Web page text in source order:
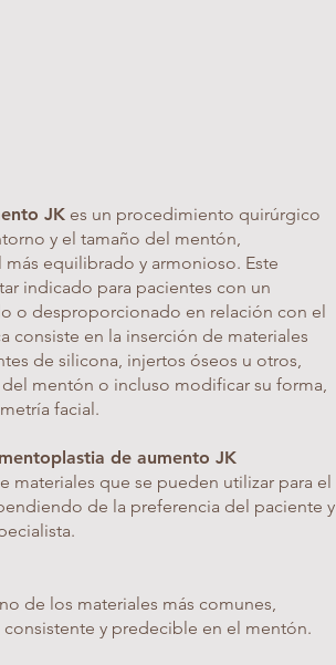
JK es un procedimiento quirúrgico
y el tamaño del mentón,
equilibrado y armonioso. Este
indicado para pacientes con un
o desproporcionado en relación con el
consiste en la inserción de materiales
de silicona, injertos óseos u otros,
mentón o incluso modificar su forma,
facial.
de aumento JK
materiales que se pueden utilizar para el
de la preferencia del paciente y
de los materiales más comunes,
y predecible en el mentón.